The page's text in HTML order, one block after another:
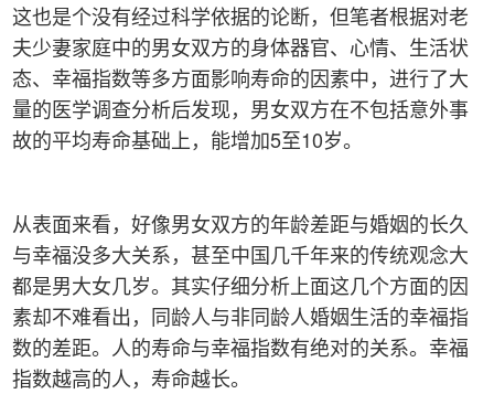
这也是个没有经过科学依据的论断，但笔者根据对老
夫少妻家庭中的男女双方的身体器官、心情、生活状
态、幸福指数等多方面影响寿命的因素中，进行了大
量的医学调查分析后发现，男女双方在不包括意外事
故的平均寿命基础上，能增加5至10岁。
从表面来看，好像男女双方的年龄差距与婚姻的长久
与幸福没多大关系，甚至中国几千年来的传统观念大
都是男大女几岁。其实仔细分析上面这几个方面的因
素却不难看出，同龄人与非同龄人婚姻生活的幸福指
数的差距。人的寿命与幸福指数有绝对的关系。幸福
指数越高的人，寿命越长。